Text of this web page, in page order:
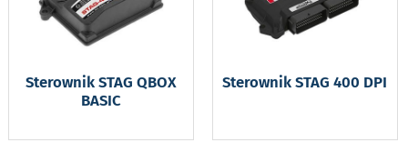
Sterownik STAG QBOX
BASIC
Sterownik STAG 400 DPI